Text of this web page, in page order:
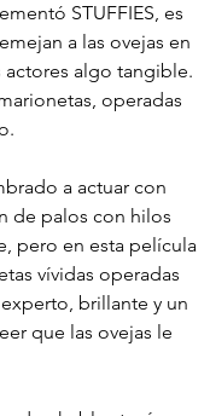
STUFFIES, es
a las ovejas en
algo tangible.
operadas
a actuar con
de palos con hilos
pero en esta película
vívidas operadas
brillante y un
que las ovejas le